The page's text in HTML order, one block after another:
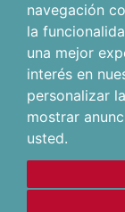
navegación
la
una mejor
interés en
personalizar
mostrar
usted.